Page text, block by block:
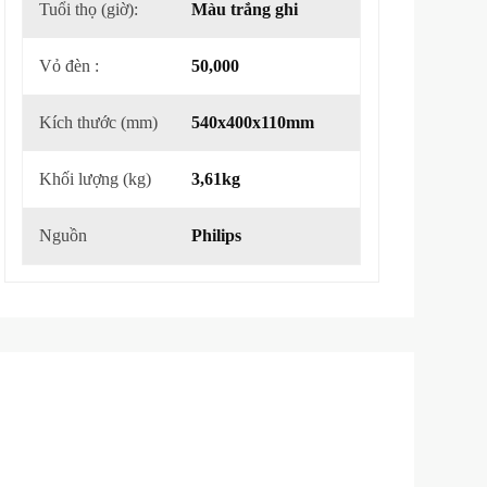
Tuổi thọ (giờ): Màu trắng ghi
Vỏ đèn : 50,000
Kích thước (mm) 540x400x110mm
Khối lượng (kg) 3,61kg
Nguồn Philips